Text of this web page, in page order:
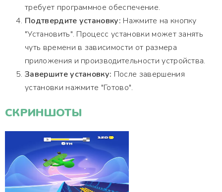
требует программное обеспечение.
Подтвердите установку: Нажмите на кнопку
"Установить". Процесс установки может занять
чуть времени в зависимости от размера
приложения и производительности устройства.
Завершите установку: После завершения
установки нажмите "Готово".
СКРИНШОТЫ